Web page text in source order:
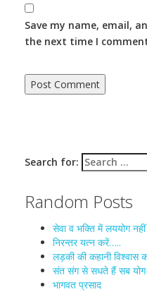
Save my name, email,
the next time I
Search for:
Random Posts
सेवा व भक्ति में लययोग
निरन्तर यत्न करें…..
लड़की की कहानी विश्वास
संत संग से सधते हैं सब
भागवत प्रसाद